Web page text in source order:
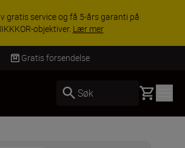
gratis service og få 5-års garanti på
objektiver. Lær mer
Gratis forsendelse
Søk Basket